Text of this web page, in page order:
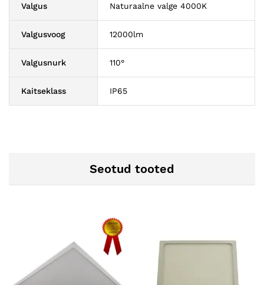
Valgus Naturaalne valge 4000K
Valgusvoog 12000lm
Valgusnurk 110°
Kaitseklass IP65
Seotud tooted